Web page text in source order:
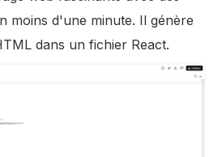
moins d'une minute. Il génère
dans un fichier React.